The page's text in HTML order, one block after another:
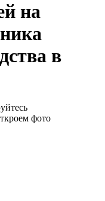
на
в
фото